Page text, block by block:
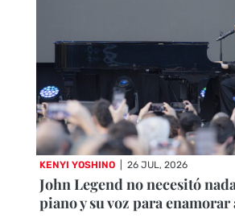
KENYI YOSHINO 26 JUL, 2026
John Legend no necesitó
piano y su voz para